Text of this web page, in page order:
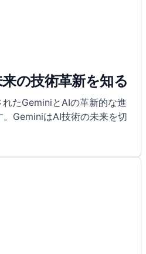
の技術革新を知る
たGeminiとAIの革新的な進
GeminiはAI技術の未来を切